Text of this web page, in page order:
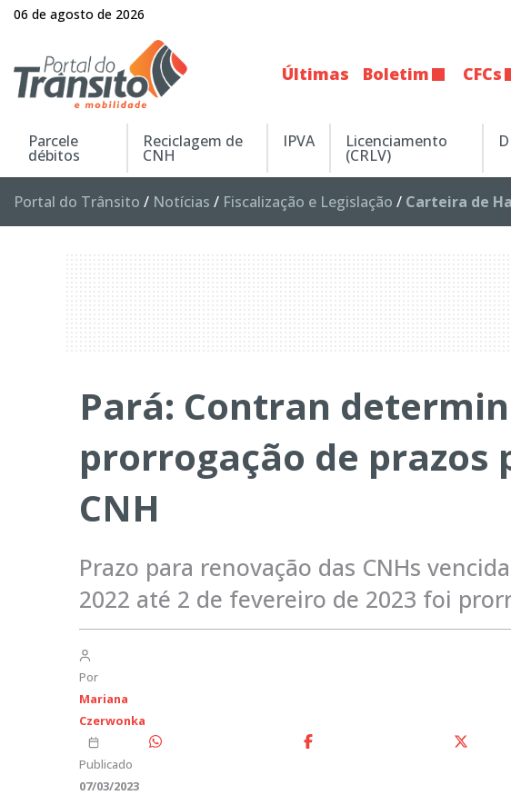
06 de agosto de 2026
Últimas Boletim CFCs
Parcele
débitos
Reciclagem de
CNH
IPVA Licenciamento
(CRLV)
Portal do Trânsito / Notícias / Fiscalização e Legislação / Carteira de
Pará: Contran
prorrogação de prazos
CNH
Prazo para renovação das CNHs
2022 até 2 de fevereiro de 2023 foi
Por
Mariana
Czerwonka
Publicado
07/03/2023